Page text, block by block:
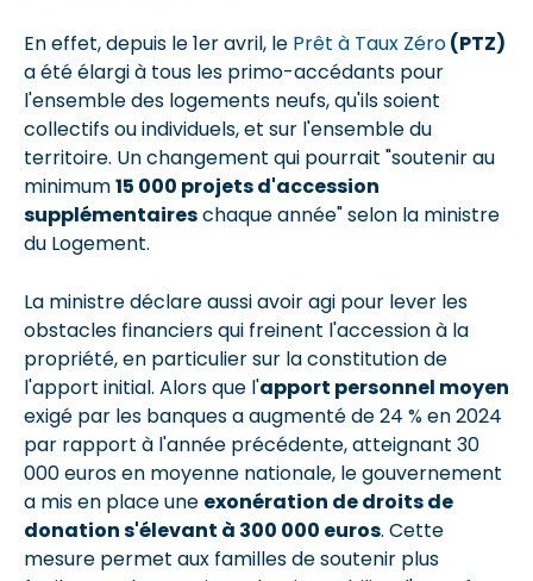
En effet, depuis le 1er avril, le Prêt à Taux Zéro(PTZ)
a été élargi à tous les primo-accédants pour
l'ensemble des logements neufs, qu'ils soient
collectifs ou individuels, et sur l'ensemble du
territoire. Un changement qui pourrait "soutenir au
minimum15 000 projets d'accession
supplémentaireschaque année" selon la ministre
du Logement.
La ministre déclare aussi avoir agi pour lever les
obstacles financiers qui freinent l'accession à la
propriété, en particulier sur la constitution de
l'apport initial. Alors que l'apport personnel moyen
exigé par les banques a augmenté de 24 % en 2024
par rapport à l'année précédente, atteignant 30
000 euros en moyenne nationale, le gouvernement
a mis en place une exonération de droits de
donation s'élevant à 300 000 euros. Cette
mesure permet aux familles de soutenir plus